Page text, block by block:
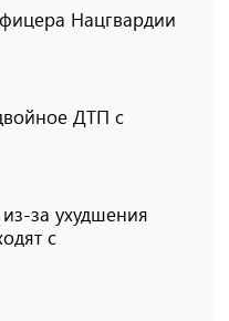
Нацгвардии
ДТП с
за ухудшения
с